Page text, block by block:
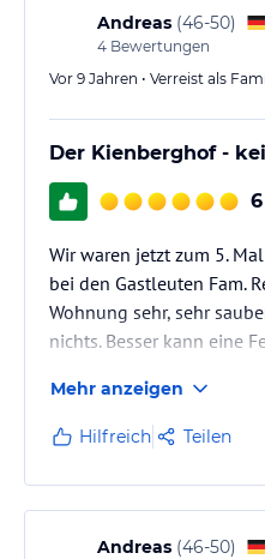
Andreas (46-50)
4 Bewertungen
Vor 9 Jahren • Verreist als
Der Kienberghof -
6
Wir waren jetzt zum 5.
bei den Gastleuten Fam.
Wohnung sehr, sehr
nichts. Besser kann eine
modern. Wir fahren in
doch wie zuhause. Ein
unsere lieben und netten
Annelies Rendl.
Mehr anzeigen
Hilfreich Teilen
Andreas (46-50)